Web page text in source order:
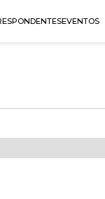
EVENTOS